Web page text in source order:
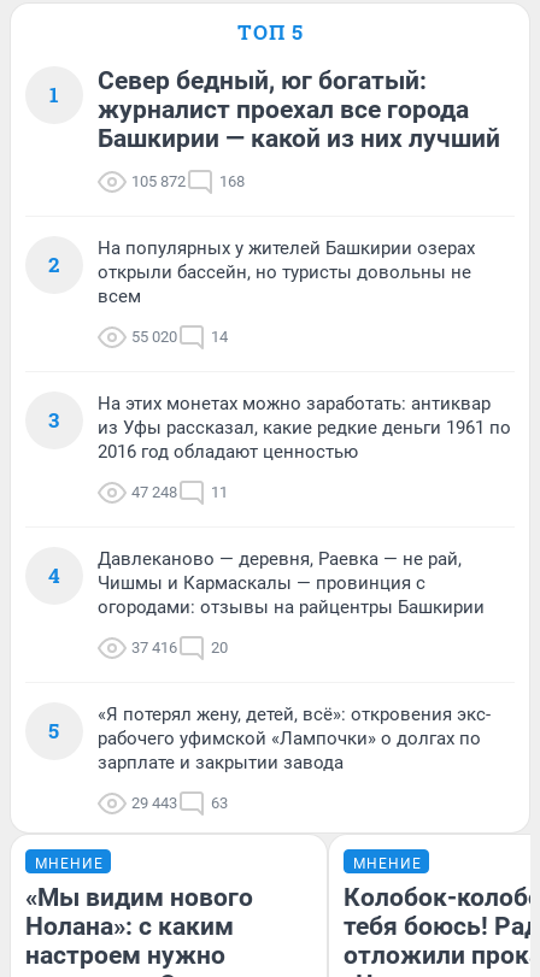
ТОП 5
1
Север бедный, юг богатый:
журналист проехал все города
Башкирии — какой из них лучший
105 872 168
2
На популярных у жителей Башкирии озерах
открыли бассейн, но туристы довольны не
всем
55 020 14
3
На этих монетах можно заработать: антиквар
из Уфы рассказал, какие редкие деньги 1961 по
2016 год обладают ценностью
47 248 11
4
Давлеканово — деревня, Раевка — не рай,
Чишмы и Кармаскалы — провинция с
огородами: отзывы на райцентры Башкирии
37 416 20
5
«Я потерял жену, детей, всё»: откровения экс-
рабочего уфимской «Лампочки» о долгах по
зарплате и закрытии завода
29 443 63
МНЕНИЕ
«Мы видим нового
Нолана»: с каким
настроем нужно
МНЕНИЕ
Колобок-
тебя боюсь!
отложили